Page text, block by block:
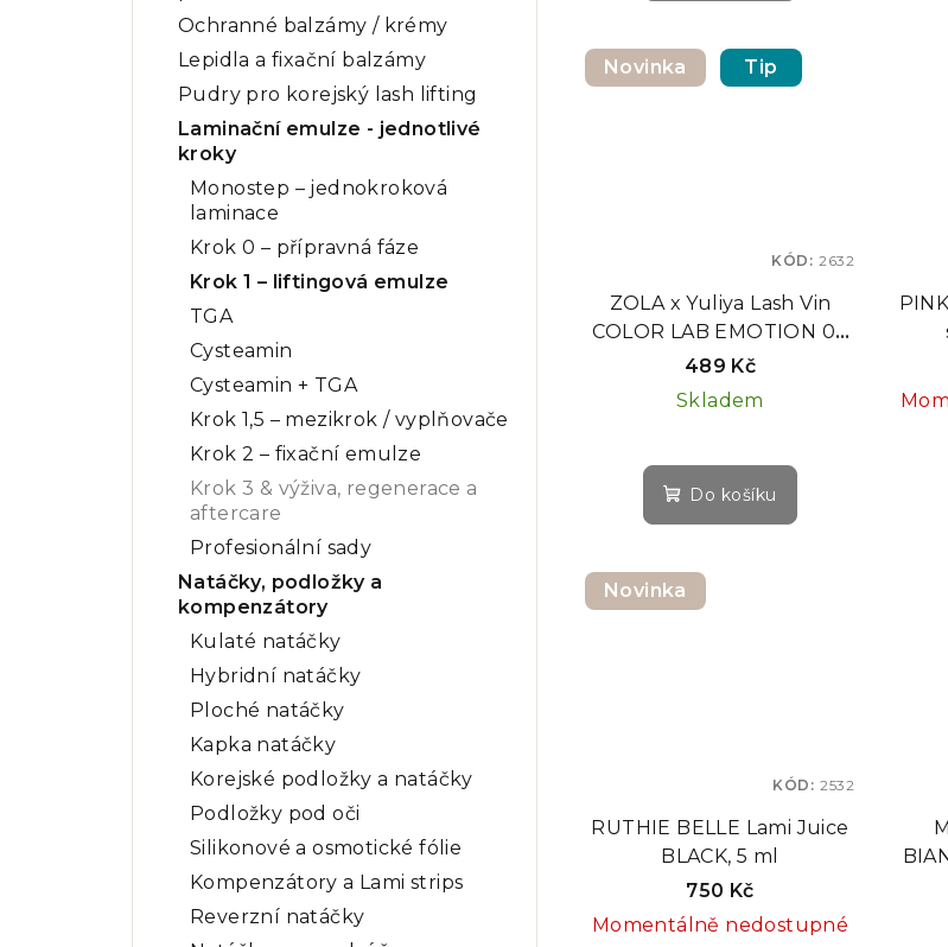
Ochranné balzámy / krémy
Lepidla a fixační balzámy
Pudry pro korejský lash lifting
Laminační emulze - jednotlivé
kroky
Monostep – jednokroková
laminace
Krok 0 – přípravná fáze
Krok 1 – liftingová emulze
TGA
Cysteamin
Cysteamin + TGA
Krok 1,5 – mezikrok / vyplňovače
Krok 2 – fixační emulze
Krok 3 & výživa, regenerace a
aftercare
Profesionální sady
Natáčky, podložky a
kompenzátory
Kulaté natáčky
Hybridní natáčky
Ploché natáčky
Kapka natáčky
Korejské podložky a natáčky
Podložky pod oči
Silikonové a osmotické fólie
Kompenzátory a Lami strips
Reverzní natáčky
Novinka Tip
ZOLA x Yuliya Lash Vin
COLOR LAB EMOTION 03
PEPTIDE BLOOM
THERAPY – regenerační
489 Kč
Skladem
Do košíku
KÓD: 2632
Novinka
RUTHIE BELLE Lami Juice
BLACK, 5 ml
750 Kč
Momentálně nedostupné
KÓD: 2532